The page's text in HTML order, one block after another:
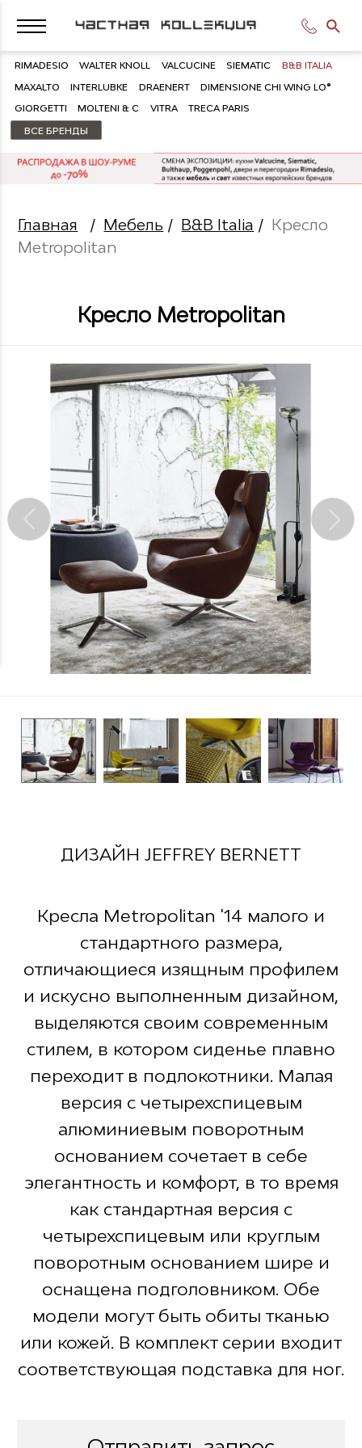
RIMADESIO WALTER KNOLL VALCUCINE SIEMATIC B&B ITALIA
MAXALTO INTERLUBKE DRAENERT DIMENSIONE CHI WING LO®
GIORGETTI MOLTENI & C VITRA TRECA PARIS
ВСЕ БРЕНДЫ
Главная / Мебель / B&B Italia / Кресло
Metropolitan
Кресло Metropolitan
ДИЗАЙН JEFFREY BERNETT
Кресла Metropolitan '14 малого и
стандартного размера,
отличающиеся изящным профилем
и искусно выполненным дизайном,
выделяются своим современным
стилем, в котором сиденье плавно
переходит в подлокотники. Малая
версия с четырехспицевым
алюминиевым поворотным
основанием сочетает в себе
элегантность и комфорт, в то время
как стандартная версия с
четырехспицевым или круглым
поворотным основанием шире и
оснащена подголовником. Обе
модели могут быть обиты тканью
или кожей. В комплект серии входит
соответствующая подставка для ног.